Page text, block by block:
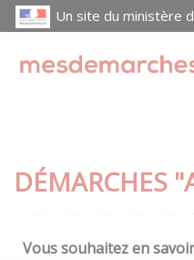
Un site du ministère
DÉMARCHES
Vous souhaitez en